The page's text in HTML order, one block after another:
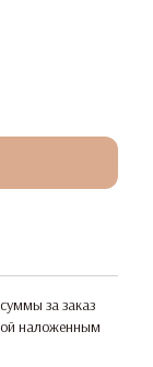
за заказ
наложенным